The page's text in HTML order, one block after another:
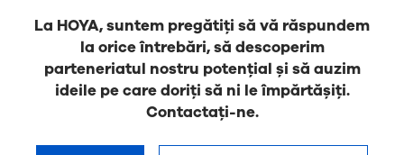
La HOYA, suntem pregătiți să vă răspundem
la orice întrebări, să descoperim
parteneriatul nostru potențial și să auzim
ideile pe care doriți să ni le împărtășiți.
Contactați-ne.